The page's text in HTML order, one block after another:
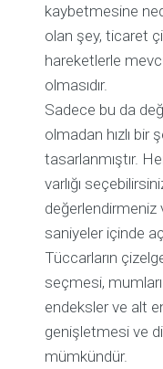
kaybetmesine
olan şey, ticaret
hareketlerle
olmasıdır.
Sadece bu da
olmadan hızlı bir
tasarlanmıştır.
varlığı
değerlendirmeniz
saniyeler içinde
Tüccarların
seçmesi,
endeksler ve alt
genişletmesi ve
mümkündür.